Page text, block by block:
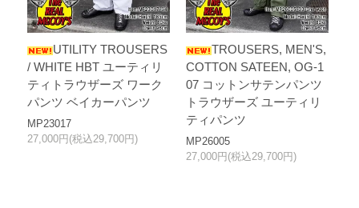
UTILITY TROUSERS
/ WHITE HBT ユーティリ
ティトラウザーズ ワーク
パンツ ベイカーパンツ
MP23017
27,000円(税込29,700円)
TROUSERS, MEN'S,
COTTON SATEEN, OG-1
07 コットンサテンパンツ
トラウザーズ ユーティリ
ティパンツ
MP26005
27,000円(税込29,700円)